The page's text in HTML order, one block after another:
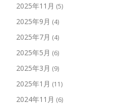
2025年11月 (5)
2025年9月 (4)
2025年7月 (4)
2025年5月 (6)
2025年3月 (9)
2025年1月 (11)
2024年11月 (6)